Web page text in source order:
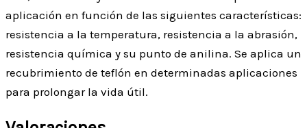
aplicación en función de las siguientes características:
resistencia a la temperatura, resistencia a la abrasión,
resistencia química y su punto de anilina. Se aplica un
recubrimiento de teflón en determinadas aplicaciones
para prolongar la vida útil.